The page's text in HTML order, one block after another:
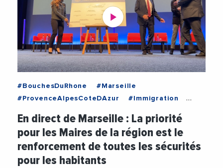
#BouchesDuRhone
#Marseille
#ProvenceAlpesCoteDAzur
#Immigration
#RegionSudProvenceAlpesCoteDAzur
#RenaudMuselier
#Securite
#Videos
#ViolencesFaitesAuxFemmes
En direct de Marseille : La priorité
pour les Maires de la région est le
renforcement de toutes les sécurités
pour les habitants